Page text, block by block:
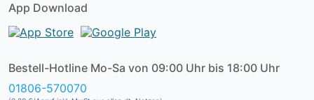
App Download
Bestell-Hotline Mo-Sa von 09:00 Uhr bis 18:00 Uhr
01806-570070